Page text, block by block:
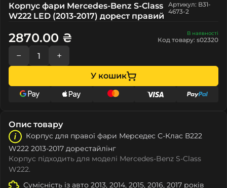
Корпус фари Mercedes-Benz S-Class
W222 LED (2013-2017) дорест правий
Артикул: B31-
4673-2
В наявності
Код товару: s02320
2870.00 ₴
− +
У кошик
Опис товару
Корпус для правої фари Мeрceдec С-Клас В222
W222 2013-2017 дорестайлінг
Корпус підходить для моделі Mercedes-Benz S-Class
W222.
Сумісність із авто 2013, 2014, 2015, 2016, 2017 років